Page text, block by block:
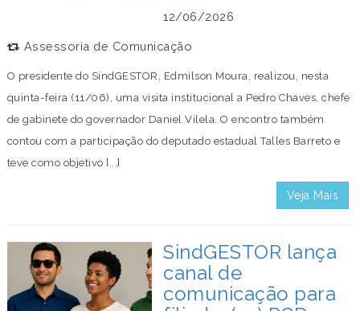
12/06/2026
Assessoria de Comunicação
O presidente do SindGESTOR, Edmilson Moura, realizou, nesta
quinta-feira (11/06), uma visita institucional a Pedro Chaves, chefe
de gabinete do governador Daniel Vilela. O encontro também
contou com a participação do deputado estadual Talles Barreto e
teve como objetivo [...]
Veja Mais
SindGESTOR lança
canal de
comunicação para